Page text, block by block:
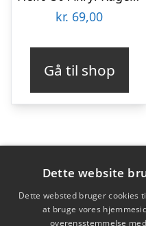
kr. 69,00
Gå til shop
Varekategorier
Produkter
Dette website
Dette websted bruger cookies
at bruge vores
overensstemmelse